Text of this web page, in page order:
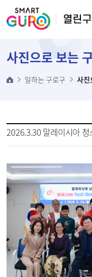
사진으로 보는
일하는 구로구 사진
2026.3.30 말레이시아 청